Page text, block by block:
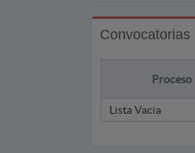
Convocatorias
Proceso
Lista Vacia